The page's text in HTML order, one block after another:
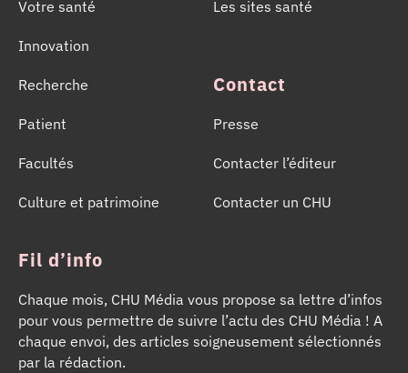
Votre santé
Innovation
Recherche
Patient
Facultés
Culture et patrimoine
Les sites santé
Contact
Presse
Contacter l’éditeur
Contacter un CHU
Fil d’info
Chaque mois, CHU Média vous propose sa lettre d’infos
pour vous permettre de suivre l’actu des CHU Média ! A
chaque envoi, des articles soigneusement sélectionnés
par la rédaction.